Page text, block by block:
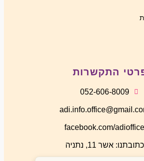
התקשרות
052-606-8009
facebook.com/adioffice
כתובתנו: אשר 11, נתניה